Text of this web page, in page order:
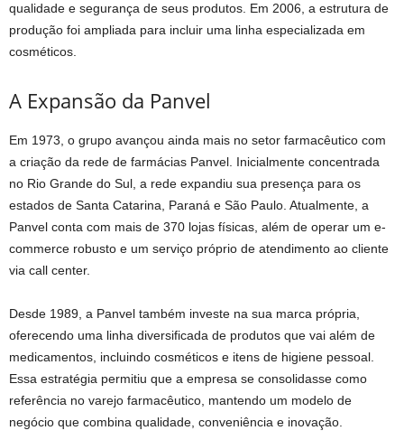
qualidade e segurança de seus produtos. Em 2006, a estrutura de
produção foi ampliada para incluir uma linha especializada em
cosméticos.
A Expansão da Panvel
Em 1973, o grupo avançou ainda mais no setor farmacêutico com
a criação da rede de farmácias Panvel. Inicialmente concentrada
no Rio Grande do Sul, a rede expandiu sua presença para os
estados de Santa Catarina, Paraná e São Paulo. Atualmente, a
Panvel conta com mais de 370 lojas físicas, além de operar um e-
commerce robusto e um serviço próprio de atendimento ao cliente
via call center.
Desde 1989, a Panvel também investe na sua marca própria,
oferecendo uma linha diversificada de produtos que vai além de
medicamentos, incluindo cosméticos e itens de higiene pessoal.
Essa estratégia permitiu que a empresa se consolidasse como
referência no varejo farmacêutico, mantendo um modelo de
negócio que combina qualidade, conveniência e inovação.